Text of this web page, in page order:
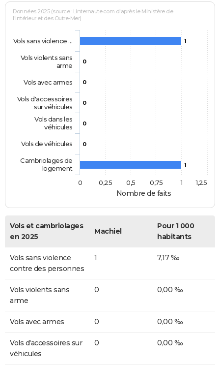
Nombre de faits
Données 2025 (source : Linternaute.com d'après le Ministère de
l'Intérieur et des Outre-Mer)
1
0
0
0
0
0
1
Vols sans violence …
Vols violents sans
arme
Vols avec armes
Vols d'accessoires
sur véhicules
Vols dans les
véhicules
Vols de véhicules
Cambriolages de
logement
0
1
0,25 0,5 0,75 1,25
Vols et cambriolages
en 2025
Machiel
Pour 1 000
habitants
Vols sans violence
contre des personnes
1 7,17 ‰
Vols violents sans
arme
0 0,00 ‰
Vols avec armes 0 0,00 ‰
Vols d'accessoires sur
véhicules
0 0,00 ‰